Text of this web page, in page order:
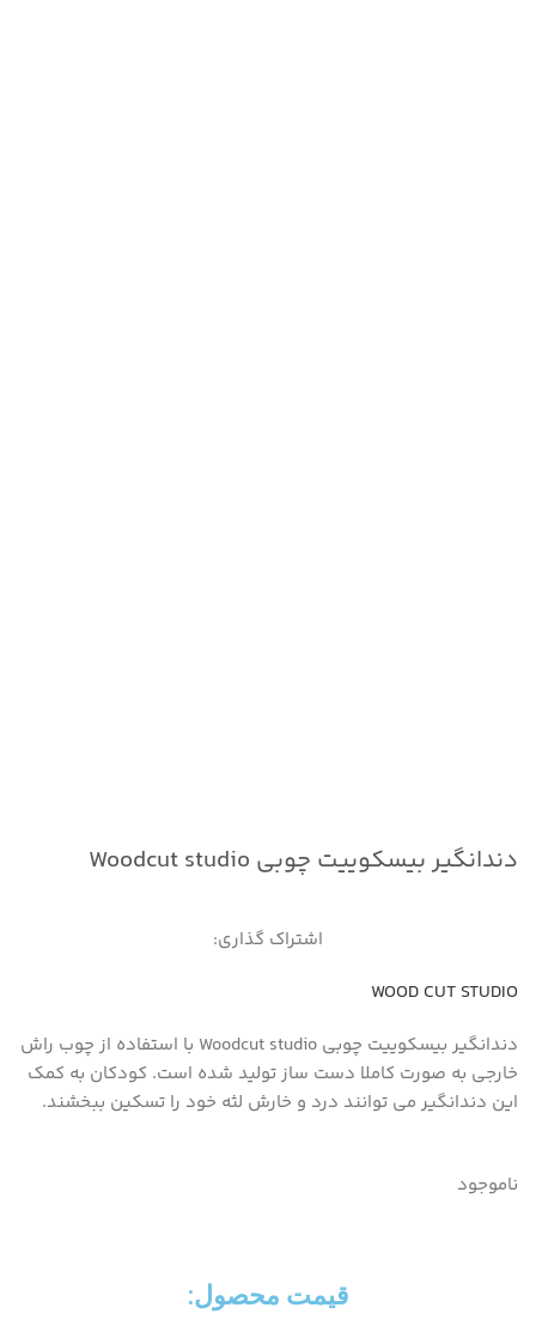
دندانگیر بیسکوییت چوبی Woodcut studio
اشتراک گذاری:
WOOD CUT STUDIO
دندانگیر بیسکوییت چوبی Woodcut studio با استفاده از چوب راش
خارجی به صورت کاملا دست ساز تولید شده است. کودکان به کمک
این دندانگیر می توانند درد و خارش لثه خود را تسکین ببخشند.
ناموجود
قیمت محصول:​